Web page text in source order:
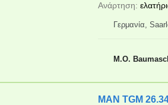
Ανάρτηση
Γερμανία,
M.O.
MAN TGM